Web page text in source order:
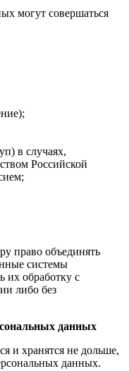
могут совершаться
в случаях,
Российской
право объединять
системы
их обработку с
либо без
данных
и хранятся не дольше,
данных.